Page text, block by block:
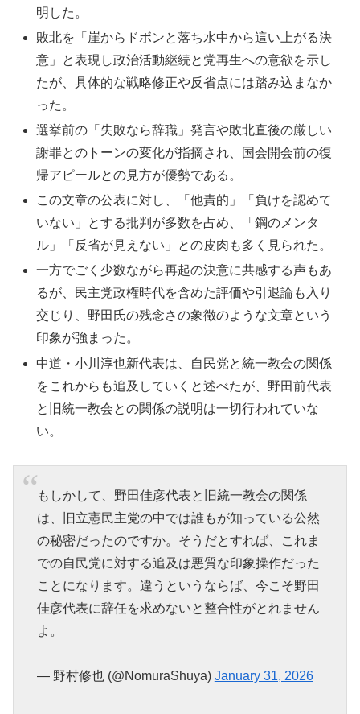
明した。
敗北を「崖からドボンと落ち水中から這い上がる決
意」と表現し政治活動継続と党再生への意欲を示し
たが、具体的な戦略修正や反省点には踏み込まなか
った。
選挙前の「失敗なら辞職」発言や敗北直後の厳しい
謝罪とのトーンの変化が指摘され、国会開会前の復
帰アピールとの見方が優勢である。
この文章の公表に対し、「他責的」「負けを認めて
いない」とする批判が多数を占め、「鋼のメンタ
ル」「反省が見えない」との皮肉も多く見られた。
一方でごく少数ながら再起の決意に共感する声もあ
るが、民主党政権時代を含めた評価や引退論も入り
交じり、野田氏の残念さの象徴のような文章という
印象が強まった。
中道・小川淳也新代表は、自民党と統一教会の関係
をこれからも追及していくと述べたが、野田前代表
と旧統一教会との関係の説明は一切行われていな
い。
もしかして、野田佳彦代表と旧統一教会の関係
は、旧立憲民主党の中では誰もが知っている公然
の秘密だったのですか。そうだとすれば、これま
での自民党に対する追及は悪質な印象操作だった
ことになります。違うというならば、今こそ野田
佳彦代表に辞任を求めないと整合性がとれません
よ。
— 野村修也 (@NomuraShuya) January 31, 2026